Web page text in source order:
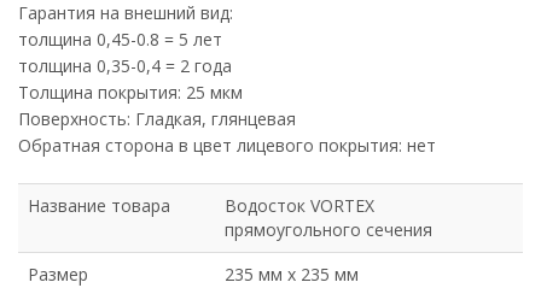
Гарантия на внешний вид:
толщина 0,45-0.8 = 5 лет
толщина 0,35-0,4 = 2 года
Толщина покрытия: 25 мкм
Поверхность: Гладкая, глянцевая
Обратная сторона в цвет лицевого покрытия: нет
Название товара
Водосток VORTEX
прямоугольного сечения
Размер
235 мм х 235 мм